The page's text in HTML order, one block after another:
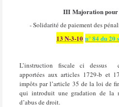
III Majoration pour
- Solidarité de paiement des
13 N-3-10 n° 84 du 20
L’instruction fiscale ci dessus
apportées aux articles 1729-b et
impôts par l’article 35 de la loi de
qui introduit une gradation de la
d’abus de droit.